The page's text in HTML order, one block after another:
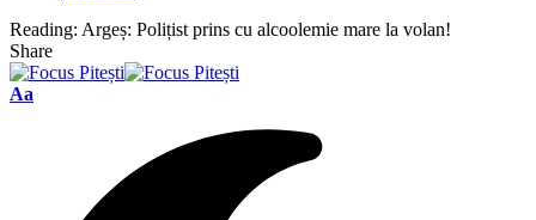
Reading: Argeș: Polițist prins cu alcoolemie mare la volan!
Share
Font
Aa